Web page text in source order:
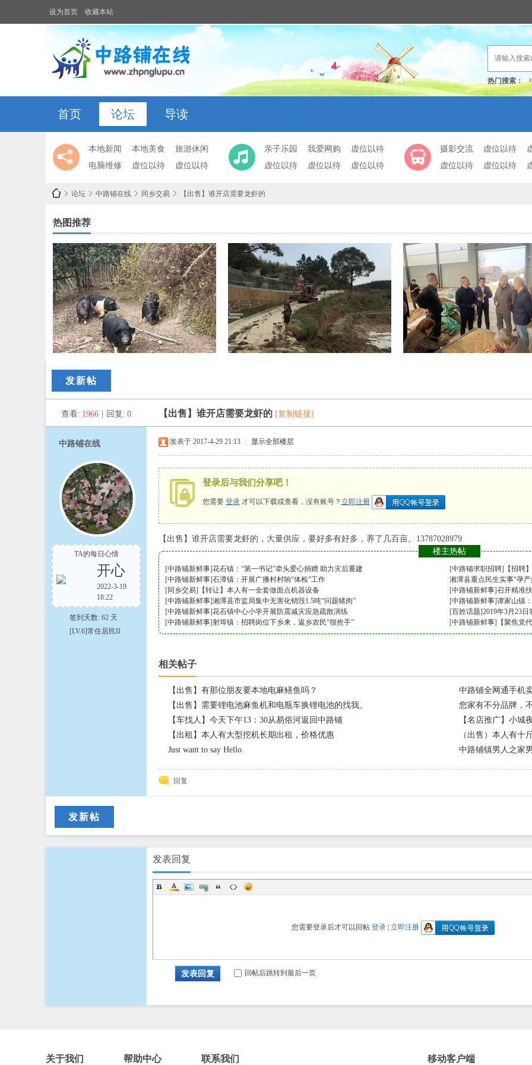
设为首页 收藏本站
热门搜索：
首页 论坛 导读
本地新闻 本地美食
旅游休闲
电脑维修
虚位以待 虚位以待
亲子乐园 我爱网购
虚位以待
虚位以待
虚位以待 虚位以待
摄影交流 虚位以待
虚位以待
虚位以待
中
在
论坛 中路铺在线 同乡交易 【出售】谁开店需要龙虾的
热图推荐
发新帖
查看: 1966 回复: 0 【出售】谁开店需要龙虾的 [复制链接]
中路铺在线
TA的每日心情
开心
2022-3-19
18:22
签到天数: 62 天
[LV.6]常住居民II
发表于 2017-4-29 21:13 显示全部楼层
登录后与我们分享吧！
您需要 登录 才可以下载或查看，没有账号？ 立即注册
【出售】谁开店需要龙虾的，大量供应，要好多有好多，养了几百亩。13787028979
楼主热帖
花石镇：“第一书记”牵头爱心捐赠 助力灾后重建
[中路铺新鲜事] 【招聘
[中路铺求职招聘]
石潭镇：开展广播村村响“体检”工作
[中路铺新鲜事]
湘潭县重点民生实事“孕
[中路铺新鲜事]
【转让】本人有一全套做面点机器设备
[同乡交易] 召开精准
[中路铺新鲜事]
湘潭县市监局集中无害化销毁1.5吨“问题猪肉”
[中路铺新鲜事] 谭家山镇
[中路铺新鲜事]
花石镇中心小学开展防震减灾应急疏散演练
[中路铺新鲜事] 2019年3月23
[百姓话题]
射埠镇：招聘岗位下乡来，返乡农民“很抢手”
[中路铺新鲜事] 【聚焦党
[中路铺新鲜事]
相关帖子
【出售】有那位朋友要本地电麻鳝鱼吗？
中路铺全网通手机
【出售】需要锂电池麻鱼机和电瓶车换锂电池的找我。
您家有不分品牌，
【车找人】今天下午13：30从易俗河返回中路铺
【名店推广】小城
【出租】本人有大型挖机长期出租，价格优惠
（出售）本人有十
Just want to say Hello.
中路铺镇男人之家
回复
发新帖
发表回复
您需要登录后才可以回帖 登录 立即注册
发表回复 回帖后跳转到最后一页
关于我们 帮助中心 联系我们 移动客户端